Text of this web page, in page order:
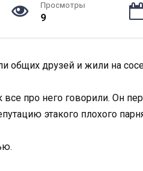
Просмотры
9
общих друзей и жили на
про него говорили. Он
этакого плохого